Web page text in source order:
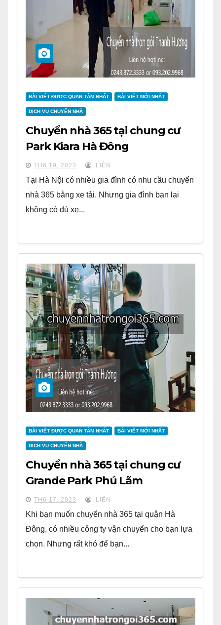
BÀI VIẾT ĐƯỢC QUAN TÂM NHẤT BÀI VIẾT MỚI NHẤT
DỊCH VỤ CHUYỂN NHÀ
Chuyển nhà 365 tại chung cư
Park Kiara Hà Đông
TH6 19, 2023 LIÊN
Tại Hà Nội có nhiều gia đình có nhu cầu chuyển
nhà 365 bằng xe tải. Nhưng gia đình bạn lại
không có đủ xe...
BÀI VIẾT ĐƯỢC QUAN TÂM NHẤT BÀI VIẾT MỚI NHẤT
DỊCH VỤ CHUYỂN NHÀ
Chuyển nhà 365 tại chung cư
Grande Park Phú Lãm
TH6 17, 2023 LIÊN
Khi bạn muốn chuyển nhà 365 tại quận Hà
Đông, có nhiều công ty vận chuyển cho bạn lựa
chọn. Nhưng rất khó để bạn...